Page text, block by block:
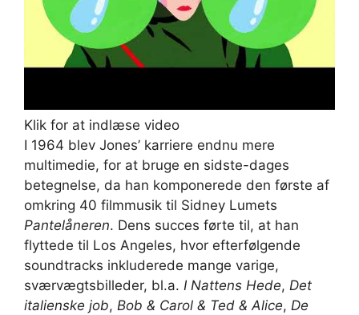
Klik for at indlæse video
I 1964 blev Jones’ karriere endnu mere
multimedie, for at bruge en sidste-dages
betegnelse, da han komponerede den første af
omkring 40 filmmusik til Sidney Lumets
Pantelåneren. Dens succes førte til, at han
flyttede til Los Angeles, hvor efterfølgende
soundtracks inkluderede mange varige,
sværvægtsbilleder, bl.a. I Nattens Hede, Det
italienske job, Bob & Carol & Ted & Alice, De